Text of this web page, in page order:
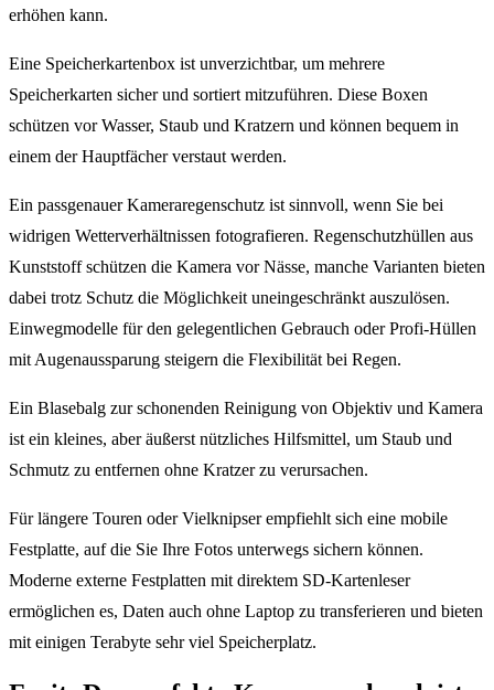
erhöhen kann.
Eine Speicherkartenbox ist unverzichtbar, um mehrere
Speicherkarten sicher und sortiert mitzuführen. Diese Boxen
schützen vor Wasser, Staub und Kratzern und können bequem in
einem der Hauptfächer verstaut werden.
Ein passgenauer Kameraregenschutz ist sinnvoll, wenn Sie bei
widrigen Wetterverhältnissen fotografieren. Regenschutzhüllen aus
Kunststoff schützen die Kamera vor Nässe, manche Varianten bieten
dabei trotz Schutz die Möglichkeit uneingeschränkt auszulösen.
Einwegmodelle für den gelegentlichen Gebrauch oder Profi-Hüllen
mit Augenaussparung steigern die Flexibilität bei Regen.
Ein Blasebalg zur schonenden Reinigung von Objektiv und Kamera
ist ein kleines, aber äußerst nützliches Hilfsmittel, um Staub und
Schmutz zu entfernen ohne Kratzer zu verursachen.
Für längere Touren oder Vielknipser empfiehlt sich eine mobile
Festplatte, auf die Sie Ihre Fotos unterwegs sichern können.
Moderne externe Festplatten mit direktem SD-Kartenleser
ermöglichen es, Daten auch ohne Laptop zu transferieren und bieten
mit einigen Terabyte sehr viel Speicherplatz.